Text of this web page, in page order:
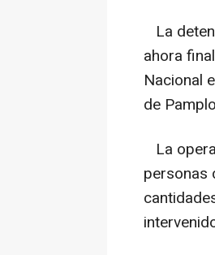
La
ahora
Nacional
de
La
personas